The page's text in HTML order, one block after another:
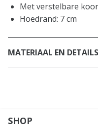
Met verstelbare
Hoedrand: 7 cm
MATERIAAL EN DETAILS
SHOP